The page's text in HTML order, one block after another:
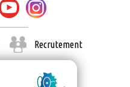
Recrutement